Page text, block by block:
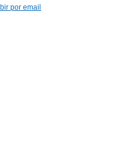
por email